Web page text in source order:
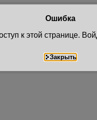
Ошибка
к этой странице.